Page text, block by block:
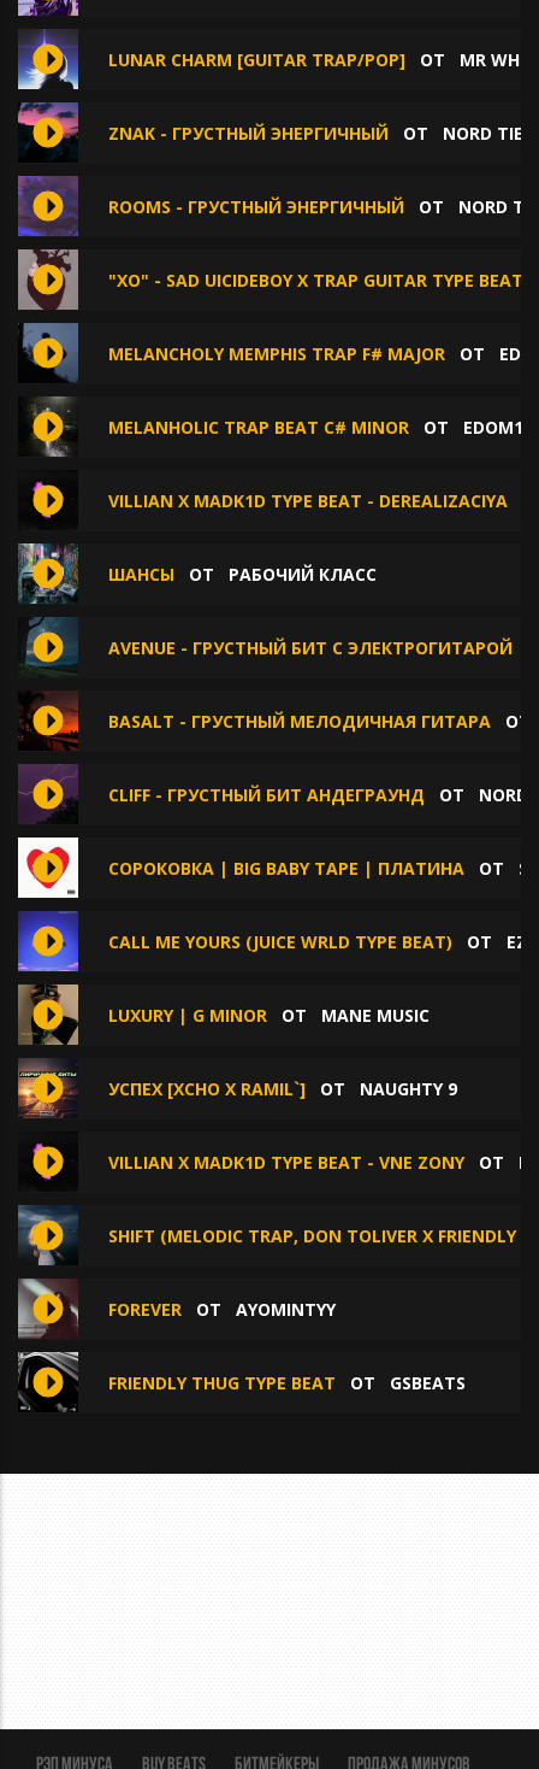
LUNAR CHARM [GUITAR TRAP/POP] ОТ MR
ZNAK - ГРУСТНЫЙ ЭНЕРГИЧНЫЙ ОТ NORD TIE
ROOMS - ГРУСТНЫЙ ЭНЕРГИЧНЫЙ ОТ NORD TIE
"XO" - SAD UICIDEBOY X TRAP GUITAR TYPE BEAT
MELANCHOLY MEMPHIS TRAP F# MAJOR ОТ
MELANHOLIC TRAP BEAT C# MINOR ОТ
VILLIAN X MADK1D TYPE BEAT - DEREALIZACIYA
ШАНСЫ ОТ РАБОЧИЙ КЛАСС
AVENUE - ГРУСТНЫЙ БИТ С ЭЛЕКТРОГИТАРОЙ
BASALT - ГРУСТНЫЙ МЕЛОДИЧНАЯ ГИТАРА
CLIFF - ГРУСТНЫЙ БИТ АНДЕГРАУНД ОТ NORD
СОРОКОВКА | BIG BABY TAPE | ПЛАТИНА ОТ
CALL ME YOURS (JUICE WRLD TYPE BEAT) ОТ
LUXURY | G MINOR ОТ MANE MUSIC
УСПЕХ [XCHO Х RAMIL`] ОТ NAUGHTY 9
VILLIAN X MADK1D TYPE BEAT - VNE ZONY ОТ
SHIFT (MELODIC TRAP, DON TOLIVER X FRIENDLY
FOREVER ОТ AYOMINTYY
FRIENDLY THUG TYPE BEAT ОТ GSBEATS